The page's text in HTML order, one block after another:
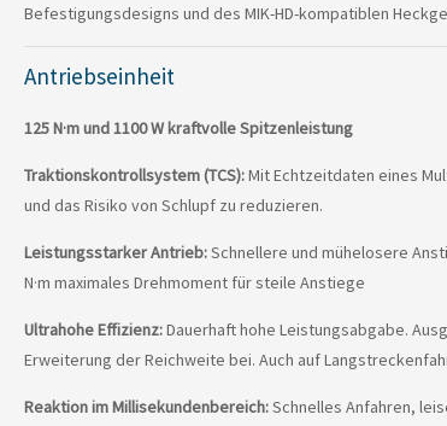
Befestigungsdesigns und des MIK-HD-kompatiblen
Antriebseinheit
125 N·m und 1100 W kraftvolle Spitzenleistung
Traktionskontroll­system (TCS):Mit Echtzeitdaten eines
und das Risiko von Schlupf zu reduzieren.
Leistungsstarker Antrieb:Schnellere und mühelosere
N·m maximales Drehmoment für steile Anstiege
Ultrahohe Effizienz:Dauerhaft hohe Leistungsabgabe.
Erweiterung der Reichweite bei. Auch auf
Reaktion im Millisekundenbereich:Schnelles Anfahren,